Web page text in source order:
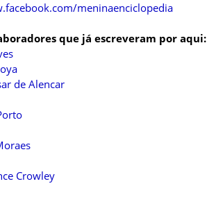
meninaenciclopedia
que já escreveram por aqui:
de Alencar
Crowley